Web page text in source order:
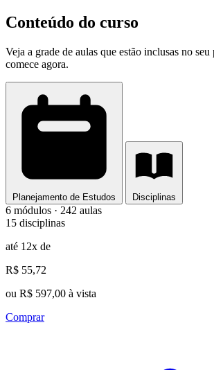
Conteúdo do curso
Veja a grade de aulas que estão inclusas no seu
comece agora.
Planejamento de Estudos Disciplinas
6 módulos · 242 aulas
15 disciplinas
até 12x de
R$ 55,72
ou R$ 597,00 à vista
Comprar